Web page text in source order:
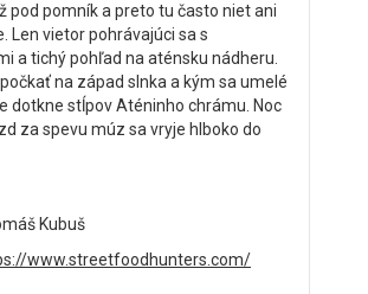
pod pomník a preto tu často niet ani
Len vietor pohrávajúci sa s
a tichý pohľad na aténsku nádheru.
na západ slnka a kým sa umelé
dotkne stĺpov Aténinho chrámu. Noc
za spevu múz sa vryje hlboko do
Kubuš
www.streetfoodhunters.com/